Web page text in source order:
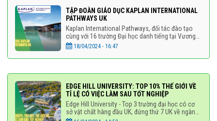
TẬP ĐOÀN GIÁO DỤC KAPLAN INTERNATIONAL
PATHWAYS UK
Kaplan International Pathways, đối tác đào tạo
cùng với 16 trường Đại học danh tiếng tại Vương
Quốc Anh, mở ra cánh cửa học vụ rộng lớn cho
sinh viên quốc tế
18/04/2024 - 16:47
EDGE HILL UNIVERSITY: TOP 10% THẾ GIỚI VỀ
TỈ LỆ CÓ VIỆC LÀM SAU TỐT NGHIỆP
Edge Hill University - Top 3 trường đại học có cơ
sở vật chất hàng đầu UK, đứng thứ 7 UK về ngành
báo chí - truyền thông. Tất cả những điều này